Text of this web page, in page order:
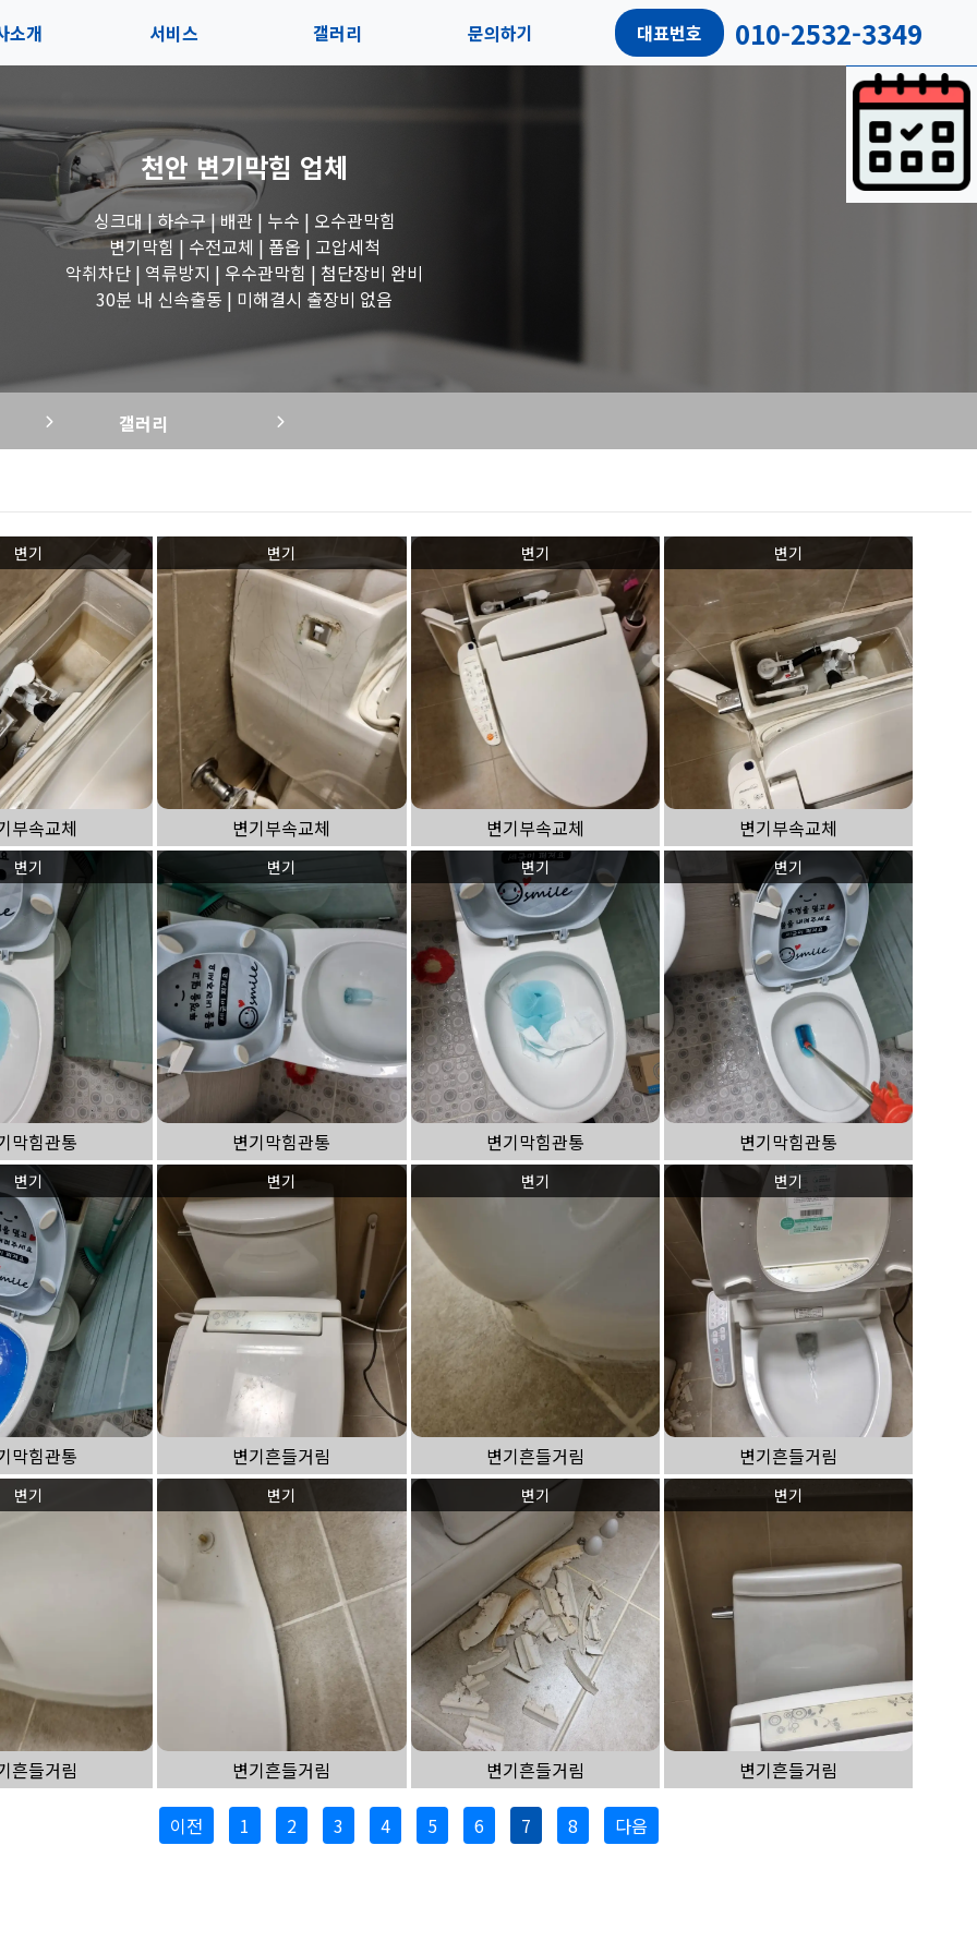
소개
는길
서비스
블로그
갤러리
수도꼭지 작업
세면대 작업
변기 작업
문의하기 대표번호 010-2532-3349
천안 변기막힘 업체
싱크대 | 하수구 | 배관 | 누수 | 오수관막힘
변기막힘 | 수전교체 | 폽옵 | 고압세척
악취차단 | 역류방지 | 우수관막힘 | 첨단장비 완비
30분 내 신속출동 | 미해결시 출장비 없음
갤러리
변기
부속교체
변기
변기부속교체
변기
변기부속교체
변기
변기부속교체
변기
막힘관통
변기
변기막힘관통
변기
변기막힘관통
변기
변기막힘관통
변기
막힘관통
변기
변기흔들거림
변기
변기흔들거림
변기
변기흔들거림
변기
흔들거림
변기
변기흔들거림
변기
변기흔들거림
변기
변기흔들거림
이전 1 2 3 4 5 6 7 8 다음